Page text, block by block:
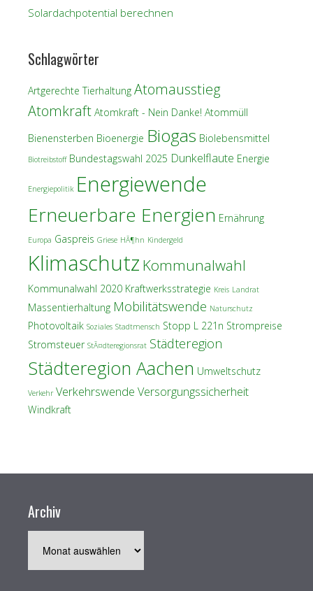
Solardachpotential berechnen
Schlagwörter
Artgerechte Tierhaltung Atomausstieg
Atomkraft Atomkraft - Nein Danke! Atommüll
Bienensterben Bioenergie Biogas Biolebensmittel
Biotreibstoff Bundestagswahl 2025 Dunkelflaute Energie
Energiepolitik Energiewende
Erneuerbare Energien Ernährung
Europa Gaspreis Griese HÃ¶hn Kindergeld
Klimaschutz Kommunalwahl
Kommunalwahl 2020 Kraftwerksstrategie Kreis Landrat
Massentierhaltung Mobilitätswende Naturschutz
Photovoltaik Soziales Stadtmensch Stopp L 221n Strompreise
Stromsteuer StÃ¤dteregionsrat Städteregion
Städteregion Aachen Umweltschutz
Verkehr Verkehrswende Versorgungssicherheit
Windkraft
Archiv